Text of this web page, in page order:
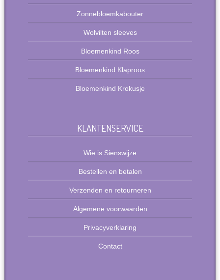
Zonnebloemkabouter
Wolvilten sleeves
Bloemenkind Roos
Bloemenkind Klaproos
Bloemenkind Krokusje
KLANTENSERVICE
Wie is Sienswijze
Bestellen en betalen
Verzenden en retourneren
Algemene voorwaarden
Privacyverklaring
Contact